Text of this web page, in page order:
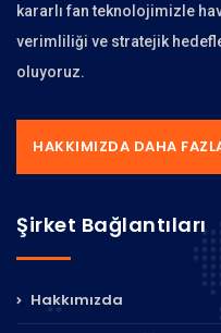
kararlı fan teknolojimizle
verimliliği ve stratejik
oluyoruz.
HAKKIMIZDA DAHA
Şirket Bağlantıları
Hakkımızda